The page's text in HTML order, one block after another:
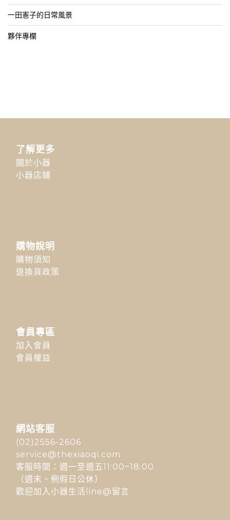
一田憲子的日常風景
夥伴專欄
了解更多
關於小器
小器店鋪
購物說明
購物須知
退換貨政策
會員專區
加入會員
會員權益
網站客服
(02)2556-2606
service@thexiaoqi.com
客服時間：週一至週五11:00~18:00
（週末、例假日公休）
歡迎加入小器生活line@留言